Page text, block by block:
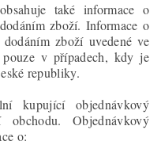
také informace o
zboží. Informace o
zboží uvedené ve
v případech, kdy je
republiky.
kupující objednávkový
Objednávkový
o: